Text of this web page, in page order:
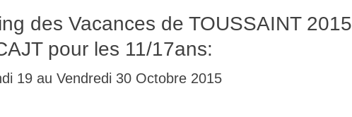
des Vacances de TOUSSAINT 2015
pour les 11/17ans:
19 au Vendredi 30 Octobre 2015